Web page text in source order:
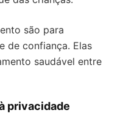
são para
de confiança. Elas
saudável entre
privacidade